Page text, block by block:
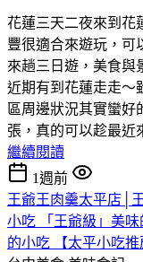
花蓮三天二夜來到花
豐很適合來遊玩，可
來趟三日遊，美食與
近期有到花蓮走走～
區周邊狀況其實蠻好
張，真的可以趁最近
繼續閱讀
1週前
王爺王肉羹太平店│
小吃 「王爺級」美
的小吃 【太平小吃推